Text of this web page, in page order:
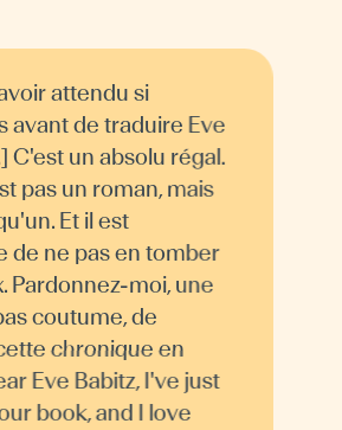
attendu si
avant de traduire Eve
C'est un absolu régal.
pas un roman, mais
Et il est
de ne pas en tomber
Pardonnez-moi, une
coutume, de
chronique en
Eve Babitz, I've just
book, and I love